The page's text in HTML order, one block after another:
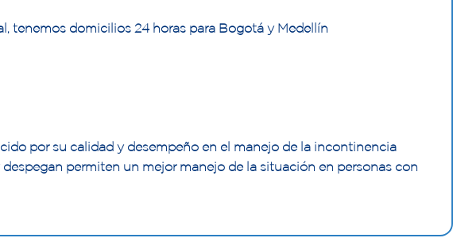
tenemos domicilios 24 horas para Bogotá y Medellín
por su calidad y desempeño en el manejo de la incontinencia
permiten un mejor manejo de la situación en personas con